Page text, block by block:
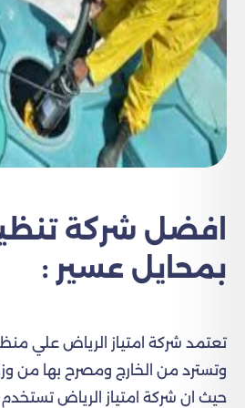
افضل شركة
بمحايل عسير :
تعتمد شركة امتياز الرياض علي
وتسترد من الخارج ومصرح بها من
حيث ان شركة امتياز الرياض